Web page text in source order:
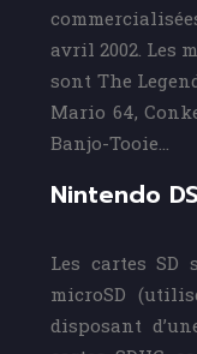
avril 2002. Les
sont The
Mario 64,
Banjo-Tooie…
Nintendo
Les cartes SD
microSD
disposant